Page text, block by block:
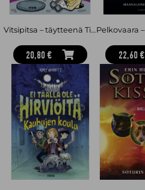
Vitsipitsa – täytteenä Tixtuu ja Aivi
20,80 € 22,60 €